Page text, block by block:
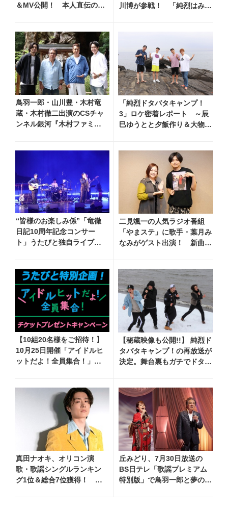
＆MV公開！ 本人直伝の歌
川博が参戦！ 「純烈はみん
鳥羽一郎・山川豊・木村竜
蔵・木村徹二出演のCSチャ
ンネル銀河『木村ファミリ
「純烈ドタバタキャンプ！
3」ロケ密着レポート ～辰
巳ゆうとと夕飯作り＆大物シ
“皆様のお楽しみ係”「竜徹
日記10周年記念コンサー
ト」うたびと独自ライブレ
あいましょう！
二見颯一の人気ラジオ番組
「やまステ」に歌手・葉月み
なみがゲスト出演！ 新曲
【10組20名様をご招待！】
10月25日開催「アイドルヒ
ットだよ！全員集合！」@
【秘蔵映像も公開!!】 純烈ド
タバタキャンプ！の再放送が
決定。舞台裏もガチでドタバ
真田ナオキ、オリコン演
歌・歌謡シングルランキン
グ1位＆総合7位獲得！ 夏
丘みどり、7月30日放送の
BS日テレ「歌謡プレミアム
特別版」で鳥羽一郎と夢のデ